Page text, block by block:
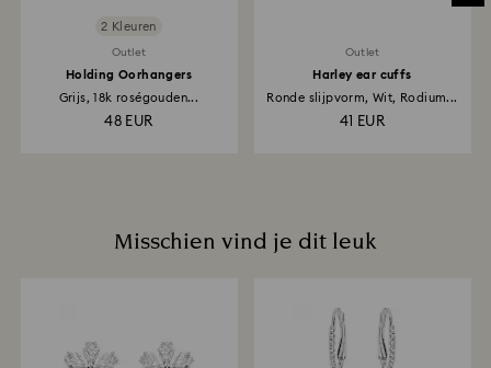
2 Kleuren
Outlet
Holding Oorhangers
Grijs, 18k roségouden...
48 EUR
Outlet
Harley ear cuffs
Ronde slijpvorm, Wit, Rodium...
41 EUR
Misschien vind je dit leuk